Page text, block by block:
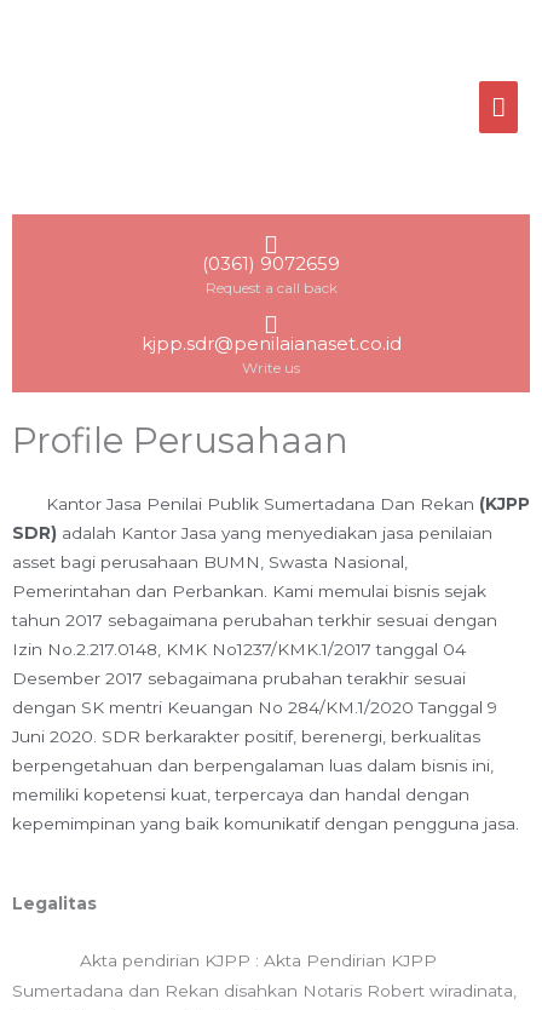
(0361) 9072659
Request a call back
kjpp.sdr@penilaianaset.co.id
Write us
Profile Perusahaan
Kantor Jasa Penilai Publik Sumertadana Dan Rekan (KJPP
SDR) adalah Kantor Jasa yang menyediakan jasa penilaian
asset bagi perusahaan BUMN, Swasta Nasional,
Pemerintahan dan Perbankan. Kami memulai bisnis sejak
tahun 2017 sebagaimana perubahan terkhir sesuai dengan
Izin No.2.217.0148, KMK No1237/KMK.1/2017 tanggal 04
Desember 2017 sebagaimana prubahan terakhir sesuai
dengan SK mentri Keuangan No 284/KM.1/2020 Tanggal 9
Juni 2020. SDR berkarakter positif, berenergi, berkualitas
berpengetahuan dan berpengalaman luas dalam bisnis ini,
memiliki kopetensi kuat, terpercaya dan handal dengan
kepemimpinan yang baik komunikatif dengan pengguna jasa.
Legalitas
Akta pendirian KJPP : Akta Pendirian KJPP
Sumertadana dan Rekan disahkan Notaris Robert wiradinata,